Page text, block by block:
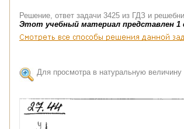
Решение, ответ задачи 3425 из ГДЗ и
Этот учебный материал представлен 1
Для просмотра в натуральную величину